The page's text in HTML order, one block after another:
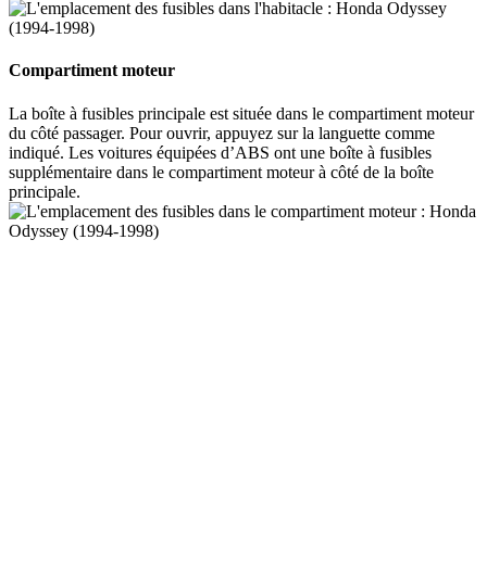
Compartiment moteur
La boîte à fusibles principale est située dans le compartiment moteur
du côté passager. Pour ouvrir, appuyez sur la languette comme
indiqué. Les voitures équipées d’ABS ont une boîte à fusibles
supplémentaire dans le compartiment moteur à côté de la boîte
principale.